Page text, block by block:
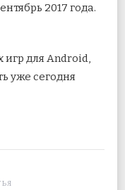
2017 года.
игр для Android,
уже сегодня